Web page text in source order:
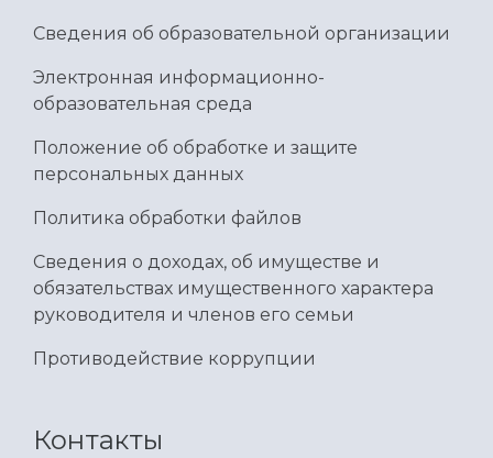
Сведения об образовательной организации
Электронная информационно-
образовательная среда
Положение об обработке и защите
персональных данных
Политика обработки файлов
Сведения о доходах, об имуществе и
обязательствах имущественного характера
руководителя и членов его семьи
Противодействие коррупции
Контакты